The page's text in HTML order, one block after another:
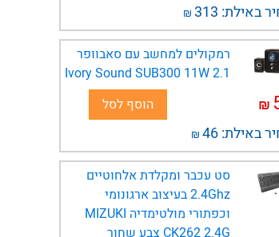
באילת: 313
₪
רמקולים למחשב עם סאבוופר
2.1 Ivory Sound SUB300 11W
₪
באילת:46
₪
הוסף לסל
סט עכבר ומקלדת אלחוטיים
2.4Ghz בעיצוב ארגונומי
וכפתורי מולטימדיה MIZUKI
CK262 2.4G צבע שחור